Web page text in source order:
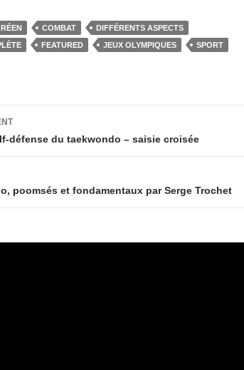
ail ta
g
COMBAT
DIFFÉRENTS ASPECTS
FEATURED JEUX OLYMPIQUES
SPORT
défense du taekwondo – saisie croisée
poomsés et fondamentaux par Serge Trochet